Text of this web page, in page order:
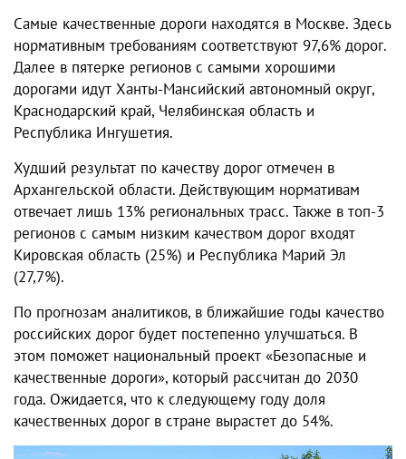
Самые качественные дороги находятся в Москве. Здесь
нормативным требованиям соответствуют 97,6% дорог.
Далее в пятерке регионов с самыми хорошими
дорогами идут Ханты-Мансийский автономный округ,
Краснодарский край, Челябинская область и
Республика Ингушетия.
Худший результат по качеству дорог отмечен в
Архангельской области. Действующим нормативам
отвечает лишь 13% региональных трасс. Также в топ-3
регионов с самым низким качеством дорог входят
Кировская область (25%) и Республика Марий Эл
(27,7%).
По прогнозам аналитиков, в ближайшие годы качество
российских дорог будет постепенно улучшаться. В
этом поможет национальный проект «Безопасные и
качественные дороги», который рассчитан до 2030
года. Ожидается, что к следующему году доля
качественных дорог в стране вырастет до 54%.